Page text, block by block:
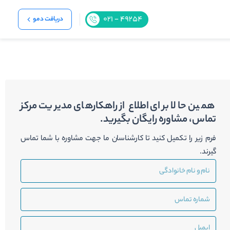
دریافت دمو
همین حالا برای اطلاع از راهکارهای مدیریت مرکز
تماس، مشاوره رایگان بگیرید.
فرم زیر را تکمیل کنید تا کارشناسان ما جهت مشاوره با شما تماس
گیرند.
نام
و
نام
خانوادگی
شماره
تماس
ایمیل